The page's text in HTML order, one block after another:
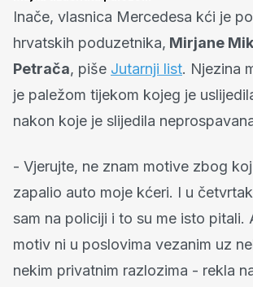
Inače, vlasnica Mercedesa kći je
hrvatskih poduzetnika, Mirjane
Petrača, piše Jutarnji list. Njezina
je paležom tijekom kojeg je
nakon koje je slijedila
- Vjerujte, ne znam motive zbog
zapalio auto moje kćeri. I u
sam na policiji i to su me isto pitali.
motiv ni u poslovima vezanim uz
nekim privatnim razlozima - rekla